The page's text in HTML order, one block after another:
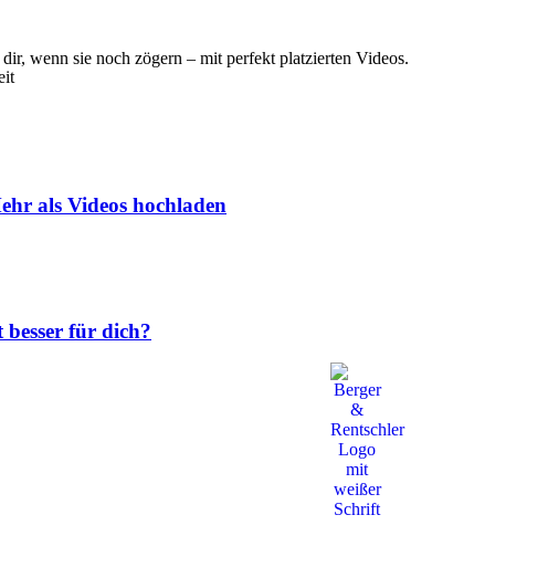
wenn sie noch zögern – mit perfekt platzierten Videos.
als Videos hochladen
für dich?